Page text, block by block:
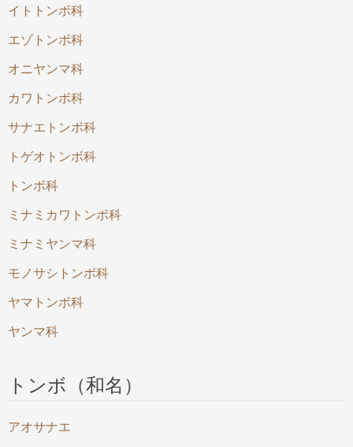
イトトンボ科
エゾトンボ科
オニヤンマ科
カワトンボ科
サナエトンボ科
トゲオトンボ科
トンボ科
ミナミカワトンボ科
ミナミヤンマ科
モノサシトンボ科
ヤマトンボ科
ヤンマ科
トンボ（和名）
アオサナエ